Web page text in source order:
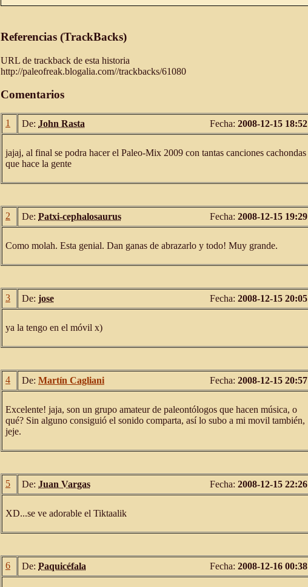
Referencias (TrackBacks)
URL de trackback de esta historia
http://paleofreak.blogalia.com//trackbacks/61080
Comentarios
1 De: John Rasta Fecha: 2008-12-15 18:52
jajaj, al final se podra hacer el Paleo-Mix 2009 con tantas canciones cachondas
que hace la gente
2 De: Patxi-cephalosaurus Fecha: 2008-12-15 19:29
Como molah. Esta genial. Dan ganas de abrazarlo y todo! Muy grande.
3 De: jose Fecha: 2008-12-15 20:05
ya la tengo en el móvil x)
4 De: Martín Cagliani Fecha: 2008-12-15 20:57
Excelente! jaja, son un grupo amateur de paleontólogos que hacen música, o
qué? Sin alguno consiguió el sonido comparta, así lo subo a mi movil también,
jeje.
5 De: Juan Vargas Fecha: 2008-12-15 22:26
XD...se ve adorable el Tiktaalik
6 De: Paquicéfala Fecha: 2008-12-16 00:38